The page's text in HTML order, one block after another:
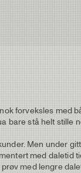
forveksles med
bare stå helt stille
Men under
med daletid
med lengre